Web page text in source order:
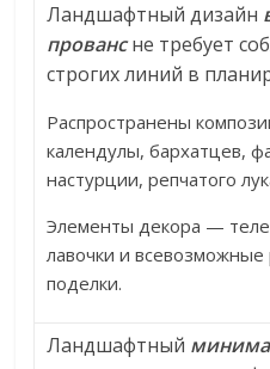
Ландшафтный дизайн
провансне требует
строгих линий в
Распространены
календулы, бархатцев,
настурции, репчатого
Элементы декора —
лавочки и
поделки.
Ландшафтный